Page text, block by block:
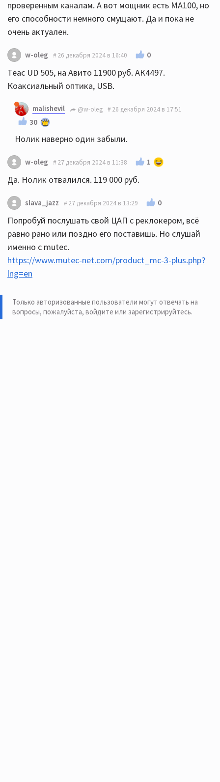
проверенным каналам. А вот мощник есть МА100, но
его способности немного смущают. Да и пока не
очень актуален.
w-oleg 26 декабря 2024 в 16:40 0
Teac UD 505, на Авито 11900 руб. АК4497.
Коаксиальный оптика, USB.
malishevil @w-oleg 26 декабря 2024 в 17:51
30
Нолик наверно один забыли.
w-oleg 27 декабря 2024 в 11:38 1
Да. Нолик отвалился. 119 000 руб.
slava_jazz 27 декабря 2024 в 13:29 0
Попробуй послушать свой ЦАП с реклокером, всё
равно рано или поздно его поставишь. Но слушай
именно с mutec.
https://www.mutec-net.com/product_mc-3-plus.php?
lng=en
Только авторизованные пользователи могут отвечать на
вопросы, пожалуйста, войдите или зарегистрируйтесь.